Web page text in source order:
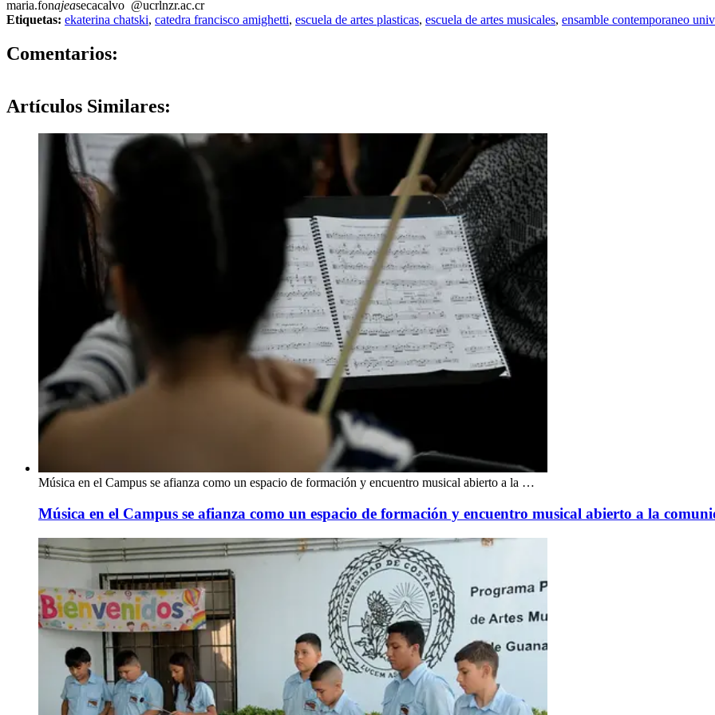
maria.fonajeasecacalvo @ucrlnzr.ac.cr
Etiquetas: ekaterina chatski, catedra francisco amighetti, escuela de artes plasticas, escuela de artes musicales, ensamble contemporaneo
Comentarios:
Artículos Similares:
Música en el Campus se afianza como un espacio de formación y encuentro musical abierto a la …
Música en el Campus se afianza como un espacio de formación y encuentro musical abierto a la